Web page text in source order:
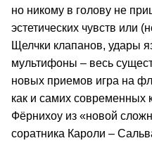
но никому в голову не
эстетических чувств или
Щелчки клапанов, удары
мультифоны – весь
новых приемов игра на
как и самих современных
Фёрнихоу из «новой
соратника Кароли –